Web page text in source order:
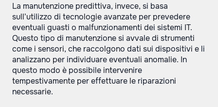
La manutenzione predittiva, invece, si basa
sull’utilizzo di tecnologie avanzate per prevedere
eventuali guasti o malfunzionamenti dei sistemi IT.
Questo tipo di manutenzione si avvale di strumenti
come i sensori, che raccolgono dati sui dispositivi e li
analizzano per individuare eventuali anomalie. In
questo modo è possibile intervenire
tempestivamente per effettuare le riparazioni
necessarie.